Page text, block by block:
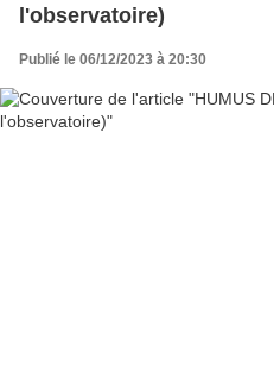
l'observatoire)
Publié le 06/12/2023 à 20:30